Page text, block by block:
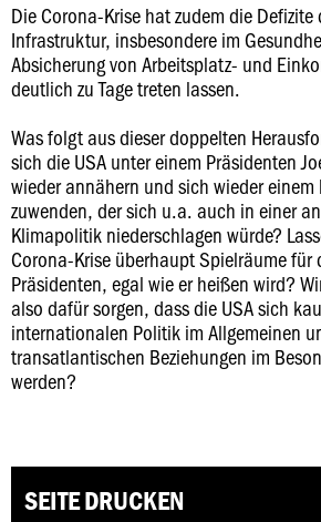
Die Corona-Krise hat zudem die Defizite
Infrastruktur, insbesondere im
Absicherung von Arbeitsplatz- und
deutlich zu Tage treten lassen.
Was folgt aus dieser doppelten
sich die USA unter einem Präsidenten
wieder annähern und sich wieder
zuwenden, der sich u.a. auch in einer
Klimapolitik niederschlagen würde?
Corona-Krise überhaupt Spielräume für
Präsidenten, egal wie er heißen wird?
also dafür sorgen, dass die USA sich
internationalen Politik im Allgemeinen
transatlantischen Beziehungen im
werden?
SEITE DRUCKEN